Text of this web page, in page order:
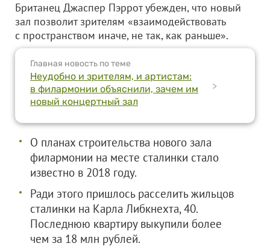
Британец Джаспер Пэррот убежден, что новый
зал позволит зрителям «взаимодействовать
с пространством иначе, не так, как раньше».
Главная новость по теме
Неудобно и зрителям, и артистам:
в филармонии объяснили, зачем им
новый концертный зал
>
О планах строительства нового зала
филармонии на месте сталинки стало
известно в 2018 году.
Ради этого пришлось расселить жильцов
сталинки на Карла Либкнехта, 40.
Последнюю квартиру выкупили более
чем за 18 млн рублей.